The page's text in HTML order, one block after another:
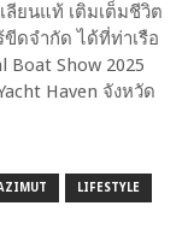
ลียนแท้ เติมเต็มชีวิต
ดจำกัด ได้ที่ท่าเรือ
Boat Show 2025
Haven จังหวัด
LIFESTYLE